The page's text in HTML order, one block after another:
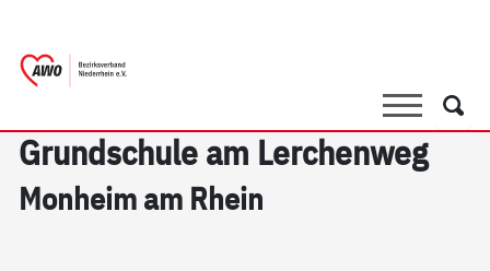
SucheSuche
Grund­schu­le am Ler­chen­weg
Mon­heim am Rhein